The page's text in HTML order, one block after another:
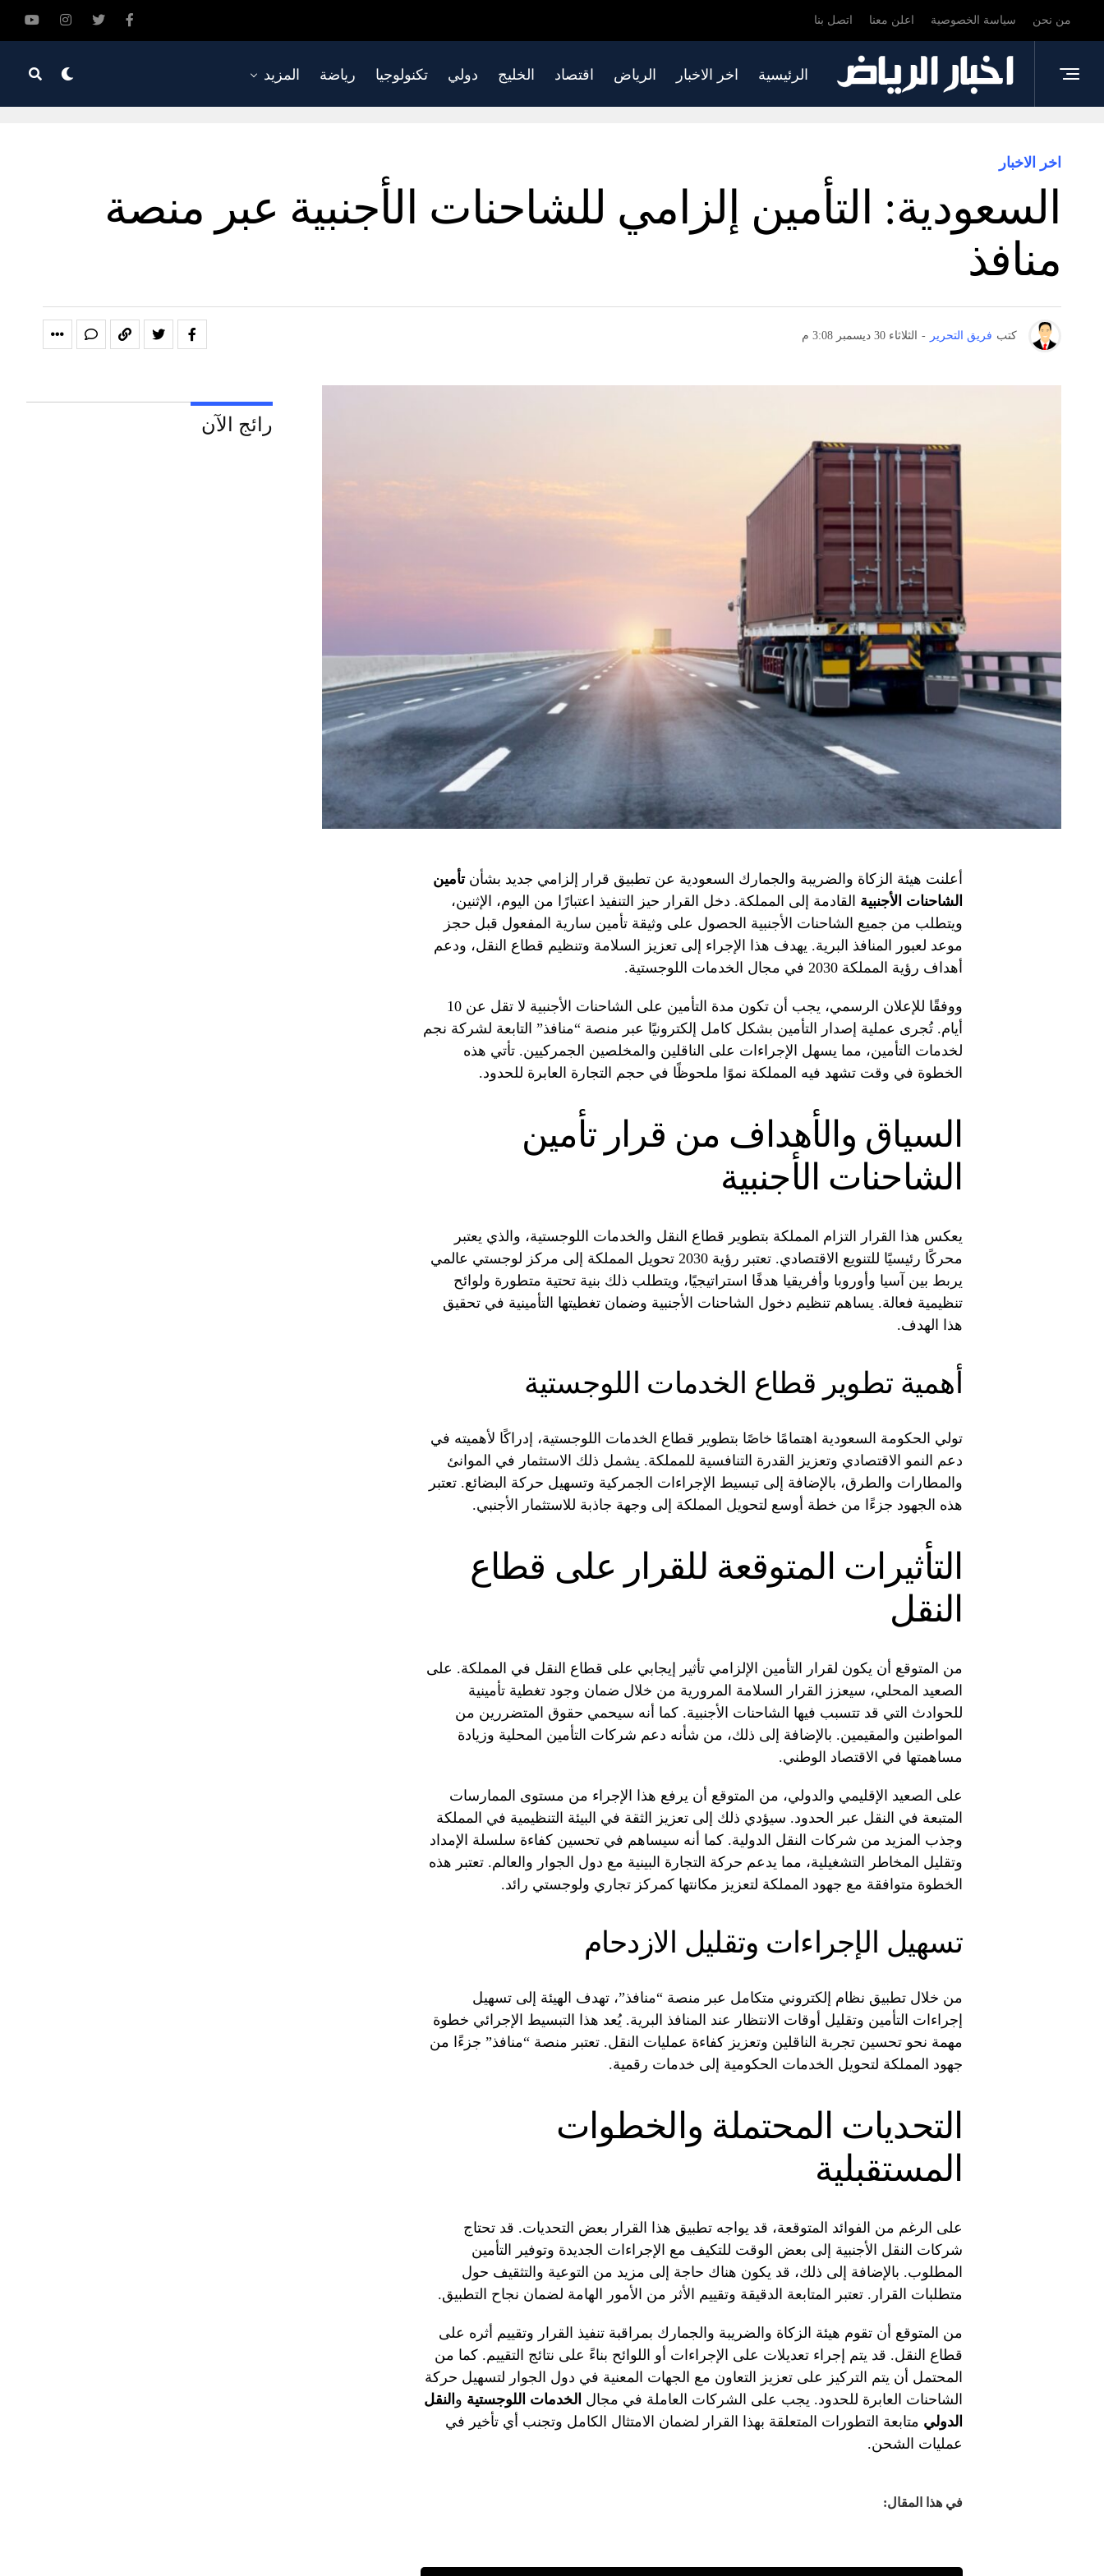
من نحن سياسة الخصوصية اعلن معنا اتصل بنا
الرئيسية اخر الاخبار الرياض اقتصاد الخليج دولي تكنولوجيا رياضة المزيد
اخر الاخبار
السعودية: التأمين إلزامي للشاحنات الأجنبية عبر منصة
منافذ
كتب فريق التحرير - الثلاثاء 30 ديسمبر 3:08 م
أعلنت هيئة الزكاة والضريبة والجمارك السعودية عن تطبيق قرار إلزامي جديد بشأنتأمين
الشاحنات الأجنبية القادمة إلى المملكة. دخل القرار حيز التنفيذ اعتبارًا من اليوم، الإثنين،
ويتطلب من جميع الشاحنات الأجنبية الحصول على وثيقة تأمين سارية المفعول قبل حجز
موعد لعبور المنافذ البرية. يهدف هذا الإجراء إلى تعزيز السلامة وتنظيم قطاع النقل، ودعم
أهداف رؤية المملكة 2030 في مجال الخدمات اللوجستية.
ووفقًا للإعلان الرسمي، يجب أن تكون مدة التأمين على الشاحنات الأجنبية لا تقل عن 10
أيام. تُجرى عملية إصدار التأمين بشكل كامل إلكترونيًا عبر منصة “منافذ” التابعة لشركة نجم
لخدمات التأمين، مما يسهل الإجراءات على الناقلين والمخلصين الجمركيين. تأتي هذه
الخطوة في وقت تشهد فيه المملكة نموًا ملحوظًا في حجم التجارة العابرة للحدود.
السياق والأهداف من قرار تأمين
الشاحنات الأجنبية
يعكس هذا القرار التزام المملكة بتطوير قطاع النقل والخدمات اللوجستية، والذي يعتبر
محركًا رئيسيًا للتنويع الاقتصادي. تعتبر رؤية 2030 تحويل المملكة إلى مركز لوجستي عالمي
يربط بين آسيا وأوروبا وأفريقيا هدفًا استراتيجيًا، ويتطلب ذلك بنية تحتية متطورة ولوائح
تنظيمية فعالة. يساهم تنظيم دخول الشاحنات الأجنبية وضمان تغطيتها التأمينية في تحقيق
هذا الهدف.
أهمية تطوير قطاع الخدمات اللوجستية
تولي الحكومة السعودية اهتمامًا خاصًا بتطوير قطاع الخدمات اللوجستية، إدراكًا لأهميته في
دعم النمو الاقتصادي وتعزيز القدرة التنافسية للمملكة. يشمل ذلك الاستثمار في الموانئ
والمطارات والطرق، بالإضافة إلى تبسيط الإجراءات الجمركية وتسهيل حركة البضائع. تعتبر
هذه الجهود جزءًا من خطة أوسع لتحويل المملكة إلى وجهة جاذبة للاستثمار الأجنبي.
التأثيرات المتوقعة للقرار على قطاع
النقل
من المتوقع أن يكون لقرار التأمين الإلزامي تأثير إيجابي على قطاع النقل في المملكة. على
الصعيد المحلي، سيعزز القرار السلامة المرورية من خلال ضمان وجود تغطية تأمينية
للحوادث التي قد تتسبب فيها الشاحنات الأجنبية. كما أنه سيحمي حقوق المتضررين من
المواطنين والمقيمين. بالإضافة إلى ذلك، من شأنه دعم شركات التأمين المحلية وزيادة
مساهمتها في الاقتصاد الوطني.
على الصعيد الإقليمي والدولي، من المتوقع أن يرفع هذا الإجراء من مستوى الممارسات
المتبعة في النقل عبر الحدود. سيؤدي ذلك إلى تعزيز الثقة في البيئة التنظيمية في المملكة
وجذب المزيد من شركات النقل الدولية. كما أنه سيساهم في تحسين كفاءة سلسلة الإمداد
وتقليل المخاطر التشغيلية، مما يدعم حركة التجارة البينية مع دول الجوار والعالم. تعتبر هذه
الخطوة متوافقة مع جهود المملكة لتعزيز مكانتها كمركز تجاري ولوجستي رائد.
تسهيل الإجراءات وتقليل الازدحام
من خلال تطبيق نظام إلكتروني متكامل عبر منصة “منافذ”، تهدف الهيئة إلى تسهيل
إجراءات التأمين وتقليل أوقات الانتظار عند المنافذ البرية. يُعد هذا التبسيط الإجرائي خطوة
مهمة نحو تحسين تجربة الناقلين وتعزيز كفاءة عمليات النقل. تعتبر منصة “منافذ” جزءًا من
جهود المملكة لتحويل الخدمات الحكومية إلى خدمات رقمية.
التحديات المحتملة والخطوات
المستقبلية
على الرغم من الفوائد المتوقعة، قد يواجه تطبيق هذا القرار بعض التحديات. قد تحتاج
شركات النقل الأجنبية إلى بعض الوقت للتكيف مع الإجراءات الجديدة وتوفير التأمين
المطلوب. بالإضافة إلى ذلك، قد يكون هناك حاجة إلى مزيد من التوعية والتثقيف حول
متطلبات القرار. تعتبر المتابعة الدقيقة وتقييم الأثر من الأمور الهامة لضمان نجاح التطبيق.
من المتوقع أن تقوم هيئة الزكاة والضريبة والجمارك بمراقبة تنفيذ القرار وتقييم أثره على
قطاع النقل. قد يتم إجراء تعديلات على الإجراءات أو اللوائح بناءً على نتائج التقييم. كما من
المحتمل أن يتم التركيز على تعزيز التعاون مع الجهات المعنية في دول الجوار لتسهيل حركة
الشاحنات العابرة للحدود. يجب على الشركات العاملة في مجال الخدمات اللوجستية و النقل
الدولي متابعة التطورات المتعلقة بهذا القرار لضمان الامتثال الكامل وتجنب أي تأخير في
عمليات الشحن.
في هذا المقال:
رائج الآن